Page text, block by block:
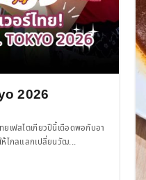
2026
เฟสโตเกียวปีนี้เดือดพอกับอา
ห้ไกลแลกเปลี่ยนวัฒ...